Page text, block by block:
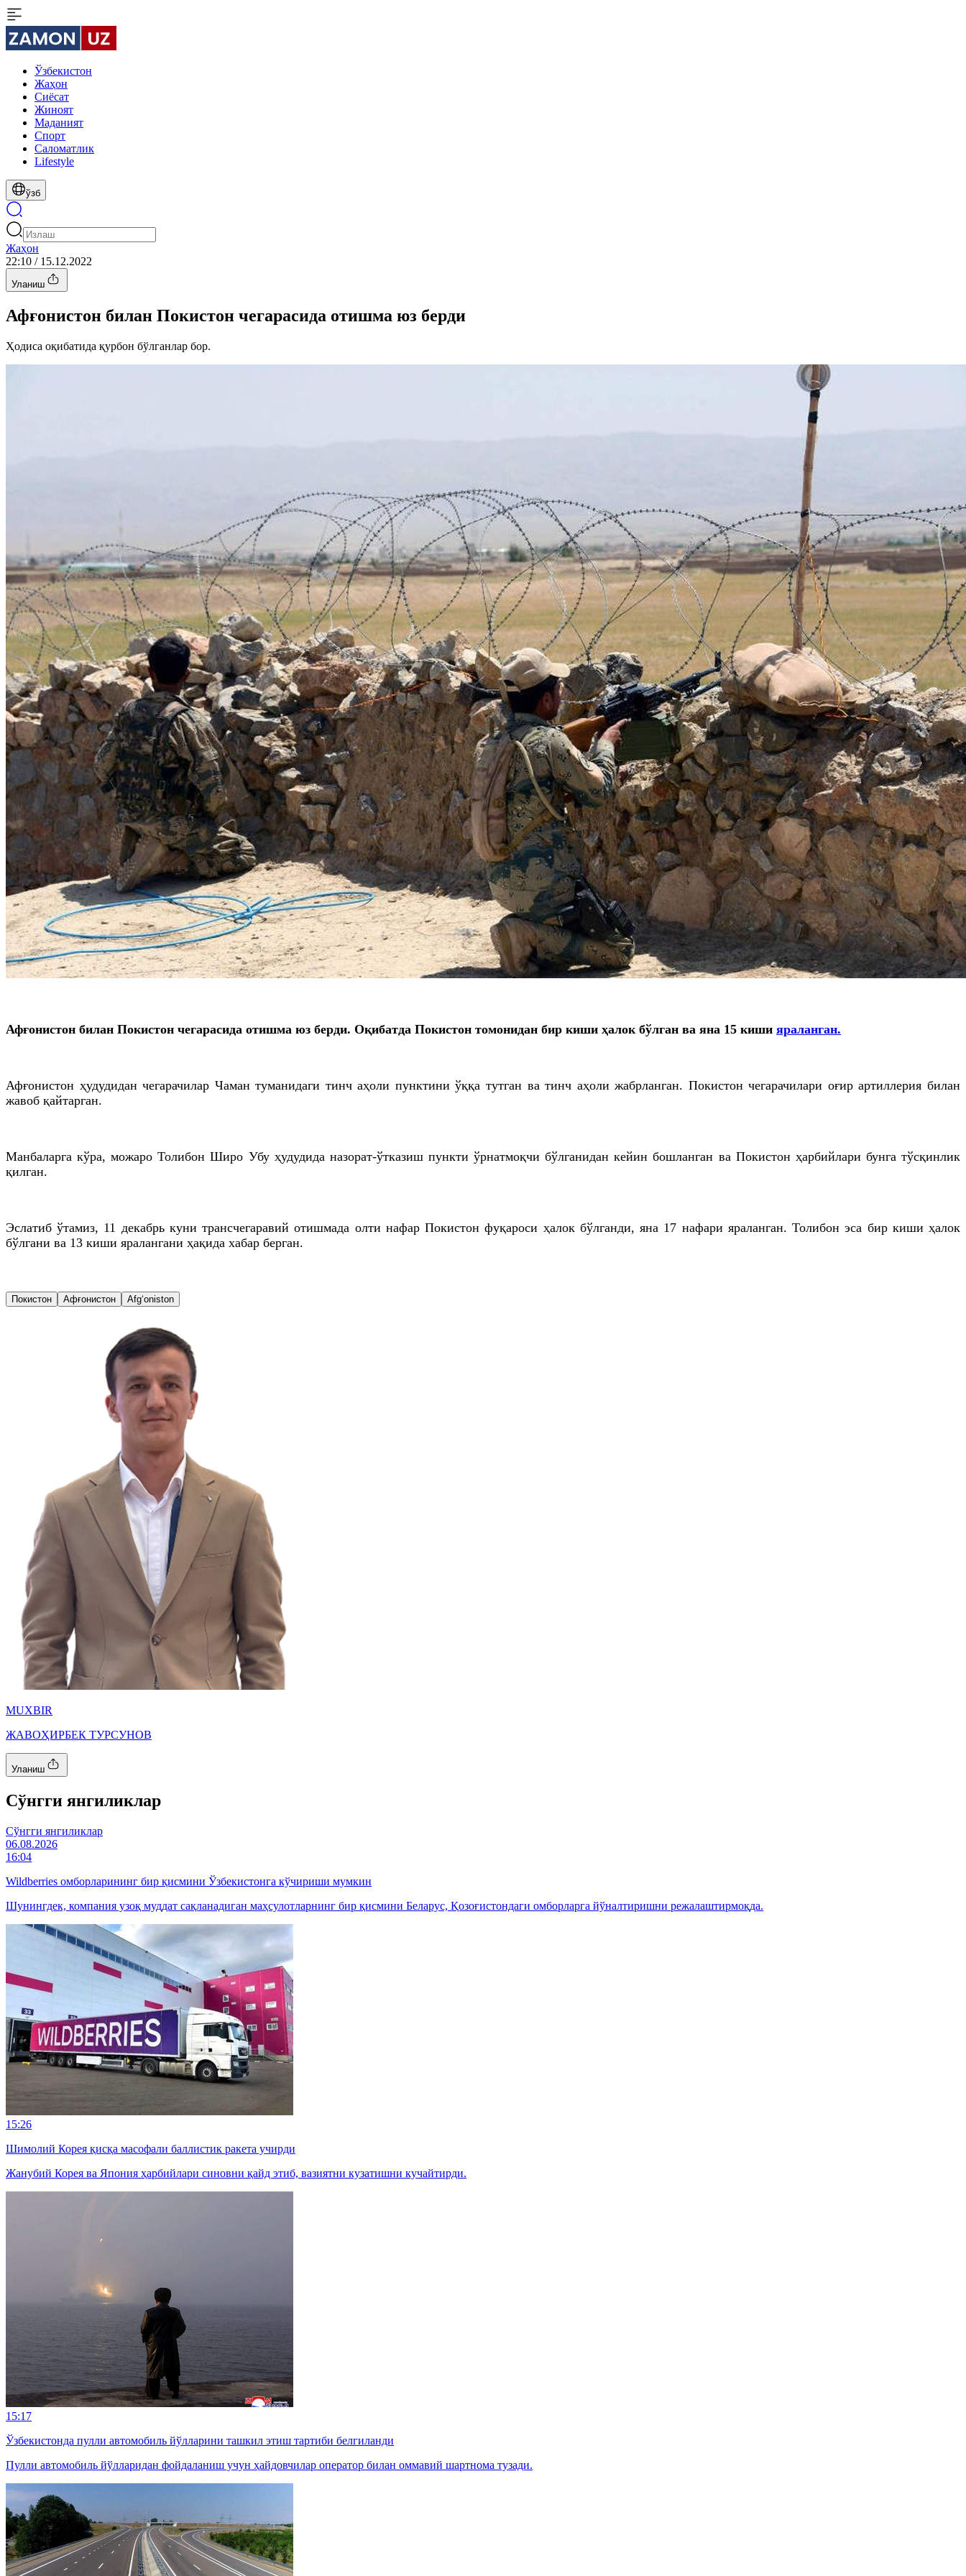
Ўзбекистон
Жаҳон
Сиёсат
Жиноят
Маданият
Спорт
Cаломатлик
Lifestyle
ўзб
Жаҳон
22:10 / 15.12.2022
Уланиш
Афғонистон билан Покистон чегарасида отишма юз берди
Ҳодиса оқибатида қурбон бўлганлар бор.
Афғонистон билан Покистон чегарасида отишма юз берди. Оқибатда Покистон томонидан бир киши ҳалок бўлган ва яна 15 киши яраланган.
Афғонистон ҳудудидан чегарачилар Чаман туманидаги тинч аҳоли пунктини ўққа тутган ва тинч аҳоли жабрланган. Покистон чегарачилари оғир артиллерия билан
жавоб қайтарган.
Манбаларга кўра, можаро Толибон Широ Убу ҳудудида назорат-ўтказиш пункти ўрнатмоқчи бўлганидан кейин бошланган ва Покистон ҳарбийлари бунга тўсқинлик
қилган.
Эслатиб ўтамиз, 11 декабрь куни трансчегаравий отишмада олти нафар Покистон фуқароси ҳалок бўлганди, яна 17 нафари яраланган. Толибон эса бир киши ҳалок
бўлгани ва 13 киши яралангани ҳақида хабар берган.
Покистон Афғонистон Afg‘oniston
MUXBIR
ЖАВОҲИРБЕК ТУРСУНОВ
Уланиш
Cўнгги янгиликлар
Cўнгги янгиликлар
06.08.2026
16:04
Wildberries омборларининг бир қисмини Ўзбекистонга кўчириши мумкин
Шунингдек, компания узоқ муддат сақланадиган маҳсулотларнинг бир қисмини Беларус, Қозоғистондаги омборларга йўналтиришни режалаштирмоқда.
15:26
Шимолий Корея қисқа масофали баллистик ракета учирди
Жанубий Корея ва Япония ҳарбийлари синовни қайд этиб, вазиятни кузатишни кучайтирди.
15:17
Ўзбекистонда пулли автомобиль йўлларини ташкил этиш тартиби белгиланди
Пулли автомобиль йўлларидан фойдаланиш учун ҳайдовчилар оператор билан оммавий шартнома тузади.